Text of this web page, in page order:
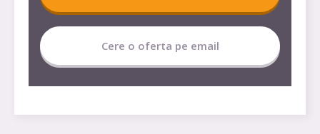
Cere o oferta pe email